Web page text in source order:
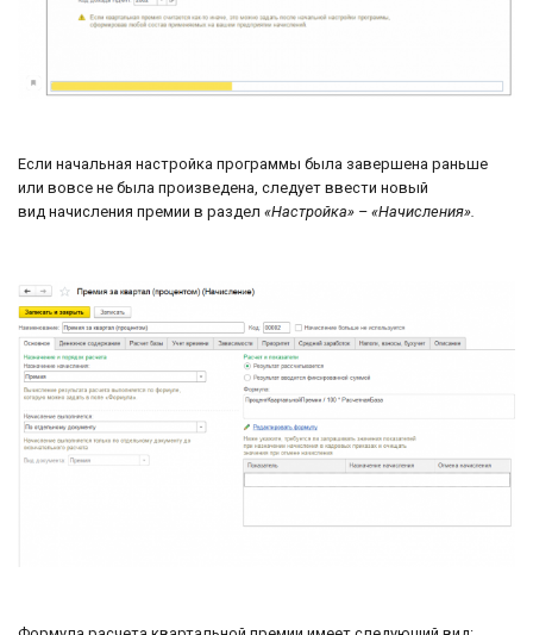
Если начальная настройка программы была завершена раньше
или вовсе не была произведена, следует ввести новый
вид начисления премии в раздел «Настройка» – «Начисления».